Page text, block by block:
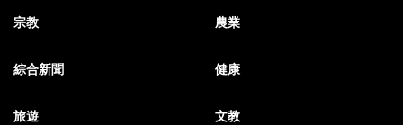
宗教 農業
綜合新聞 健康
旅遊 文教